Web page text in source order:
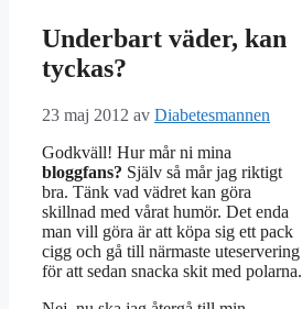
Underbart väder, kan
tyckas?
23 maj 2012 av Diabetesmannen
Godkväll! Hur mår ni mina
bloggfans? Själv så mår jag riktigt
bra. Tänk vad vädret kan göra
skillnad med vårat humör. Det enda
man vill göra är att köpa sig ett pack
cigg och gå till närmaste uteservering
för att sedan snacka skit med polarna.